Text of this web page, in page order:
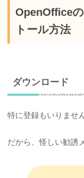
OpenOffice
トール方法
ダウンロード
特に登録もいりませ
だから、怪しい勧誘